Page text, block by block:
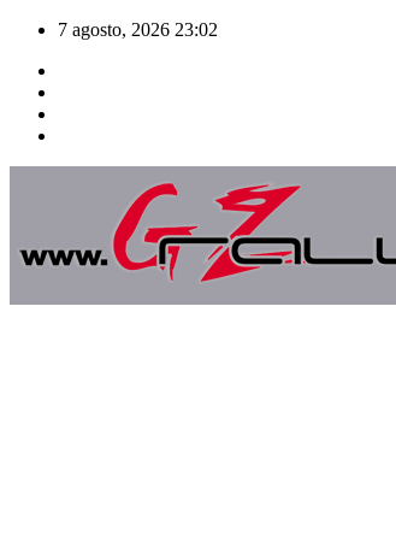
Saltar
contenido
7 agosto, 2026 23:02